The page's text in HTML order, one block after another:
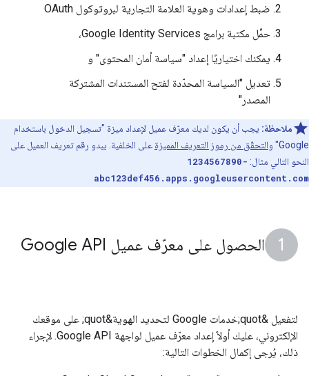
ضبط إعدادات وهوية العلامة التجارية لبروتوكول OAuth
حمِّل مكتبة برامج Google Identity Services،
يمكنك اختياريًا إعداد "سياسة أمان المحتوى" و
تعديل "السياسة المحدّدة لفتح المستندات المشتركة
المصدر"
ملاحظة: يجب أن يكون لديك معرّف عميل لإعداد ميزة "تسجيل الدخول باستخدام
Google" و
التحقّق من رموز التعريف المميزة على الخلفية. يبدو رقم تعريف العميل على
النحو التالي مثال: 1234567890-
abc123def456.apps.googleusercontent.com
الحصول على معرّف عميل Google API
لتفعيل &quot;خدمات Google لتحديد الهوية&quot; على موقعك
الإلكتروني، عليك أولاً إعداد معرّف عميل لواجهة Google API. لإجراء
ذلك، يُرجى إكمال الخطوات التالية: